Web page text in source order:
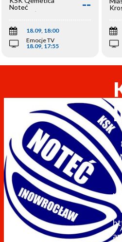
Noteć
Inowrocław
--
18.09, 18:00
Emocje TV
18.09, 17:55